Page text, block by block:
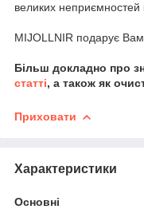
великих неприємностей
MIJOLLNIR подарує Вам
Більш докладно про
статті, а також як
Приховати
Характеристики
Основні